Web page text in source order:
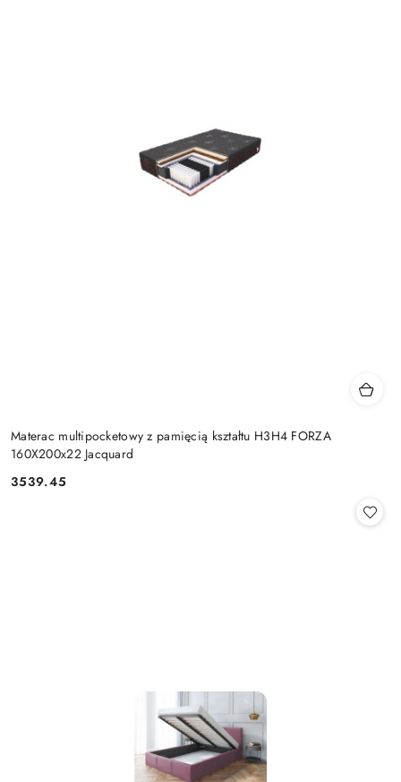
Materac multipocketowy z pamięcią kształtu H3H4 FORZA
160X200x22 Jacquard
Cena:
3539.45